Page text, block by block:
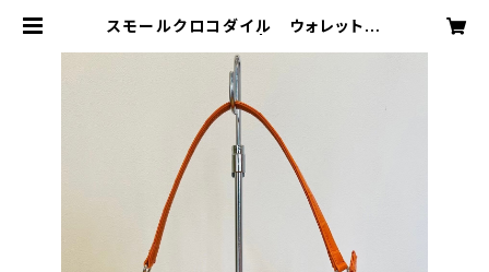
スモールクロコダイル ウォレットポ
SE ONLINE